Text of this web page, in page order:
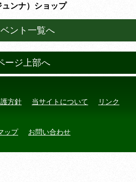
ンナ）ショップ
ント一覧へ
ージ上部へ
方針 当サイトについて リンク
ップ お問い合わせ